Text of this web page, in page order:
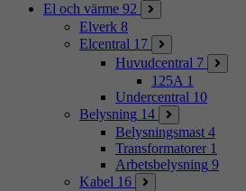
El och värme 92
Elverk 8
Elcentral 17
Huvudcentral 7
125A 1
Undercentral 10
Belysning 14
Belysningsmast 4
Transformatorer 1
Arbetsbelysning 9
Kabel 16